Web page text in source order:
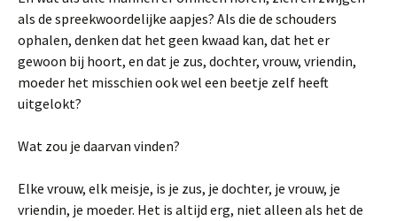
als de spreekwoordelijke aapjes? Als die de schouders
ophalen, denken dat het geen kwaad kan, dat het er
gewoon bij hoort, en dat je zus, dochter, vrouw, vriendin,
moeder het misschien ook wel een beetje zelf heeft
uitgelokt?
Wat zou je daarvan vinden?
Elke vrouw, elk meisje, is je zus, je dochter, je vrouw, je
vriendin, je moeder. Het is altijd erg, niet alleen als het de